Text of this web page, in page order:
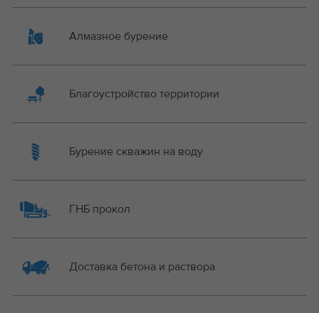
Алмазное бурение
Благоустройство территории
Бурение скважин на воду
ГНБ прокол
Доставка бетона и раствора